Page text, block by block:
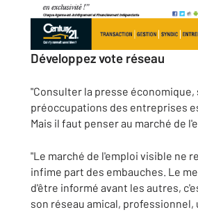
Développez vote réseau
"Consulter la presse
préoccupations des entreprises
Mais il faut penser au marché de
"Le marché de l'emploi visible ne
infime part des embauches. Le
d'être informé avant les autres,
son réseau amical, professionnel,